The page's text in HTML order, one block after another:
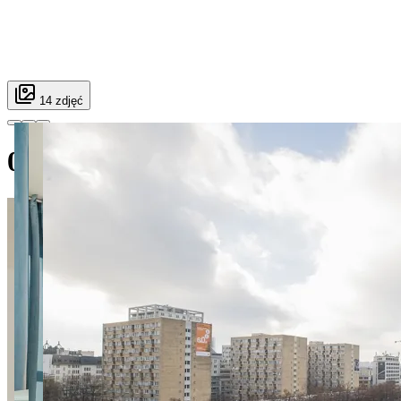
14 zdjęć
004 Prosta 2 ROOM